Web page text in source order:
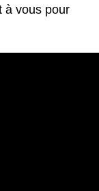
à vous pour